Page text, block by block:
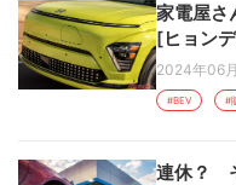
家電屋
[ヒョン
2024年06
#BEV #
連休？